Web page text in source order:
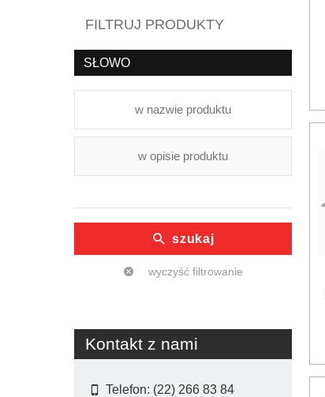
FILTRUJ PRODUKTY
SŁOWO
szukaj
wyczyść filtrowanie
Kontakt z nami
Telefon: (22) 266 83 84